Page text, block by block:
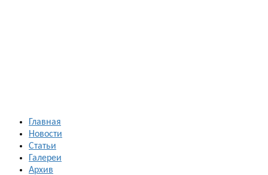
Главная
Новости
Статьи
Галереи
Архив